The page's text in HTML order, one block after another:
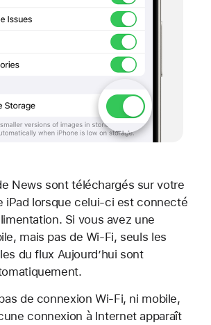
News sont téléchargés sur votre
iPad lorsque celui-ci est connecté
Si vous avez une
mais pas de Wi-Fi, seuls les
du flux Aujourd’hui sont
de connexion Wi-Fi, ni mobile,
connexion à Internet apparaît